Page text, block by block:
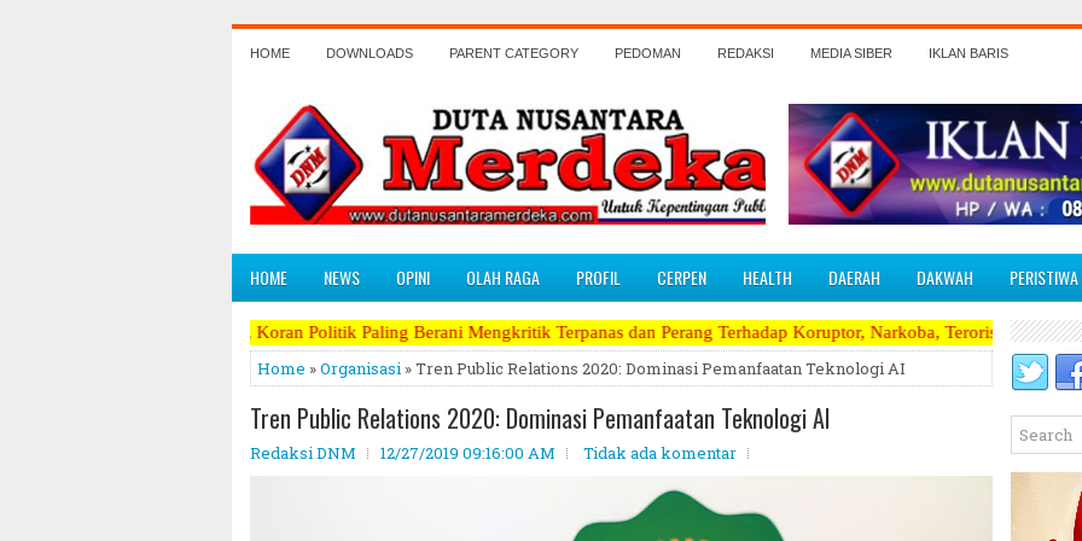
HOME DOWNLOADS PARENT CATEGORY PEDOMAN REDAKSI MEDIA SIBER IKLAN BARIS
HOME NEWS OPINI OLAH RAGA PROFIL CERPEN HEALTH DAERAH DAKWAH PERISTIWA
Beda, Koran Politik Paling Berani Mengkritik Terpanas dan Perang Terhadap Koruptor, Narkoba, Teroris Musuh Rakyat ~~~~~>>>>>
Home »Organisasi » Tren Public Relations 2020: Dominasi Pemanfaatan Teknologi AI
Tren Public Relations 2020: Dominasi Pemanfaatan Teknologi AI
Redaksi DNM 12/27/2019 09:16:00 AM Tidak ada komentar